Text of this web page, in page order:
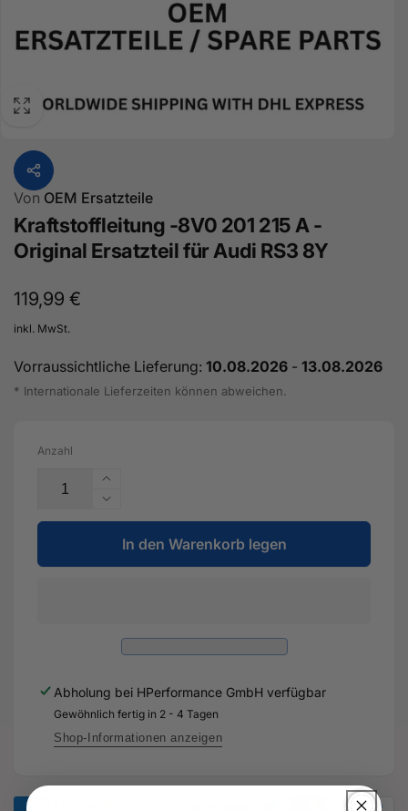
Von OEM Ersatzteile
Kraftstoffleitung -8V0 201 215 A -
Original Ersatzteil für Audi RS3 8Y
Normaler
Preis
119,99 €
inkl. MwSt.
Vorraussichtliche Lieferung: 10.08.2026 - 13.08.2026
* Internationale Lieferzeiten können abweichen.
Anzahl
Erhöhe
die
Menge
für
Kraftstoffleitung
Ersatzteil
für
Audi
Verringere
die
Menge
für
215
Original
Ersatzteil
für
In den Warenkorb legen
Abholung bei HPerformance GmbH verfügbar
Gewöhnlich fertig in 2 - 4 Tagen
Shop-Informationen anzeigen